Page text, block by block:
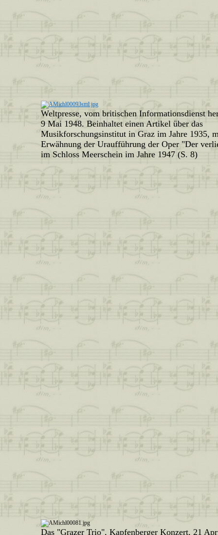
Weltpresse, vom britischen Informationsdienst
9 Mai 1948. Beinhaltet einen Artikel über das
Musikforschungsinstitut in Graz im Jahre 1935,
Erwähnung der Uraufführung der Oper "Der
im Schloss Meerschein im Jahre 1947 (S. 8)
Das "Grazer Trio", Kapfenberger Konzert, 21